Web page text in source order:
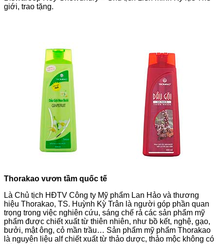
giới, trao tặng.
Thorakao vươn tầm quốc tế
Là Chủ tịch HĐTV Công ty Mỹ phẩm Lan Hảo và thương
hiệu Thorakao, TS. Huỳnh Kỳ Trân là người góp phần quan
trọng trong việc nghiên cứu, sáng chế rả các sản phẩm mỹ
phẩm được chiết xuất từ thiên nhiên, như bồ kết, nghệ, gạo,
bưởi, mật ông, cỏ mần trầu… Sản phẩm mỹ phẩm Thorakao
là nguyên liệu alf chiết xuất từ thảo dược, thảo mộc không có